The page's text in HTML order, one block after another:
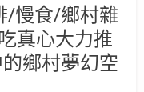
/慢食/鄉村雜
真心大力推
鄉村夢幻空